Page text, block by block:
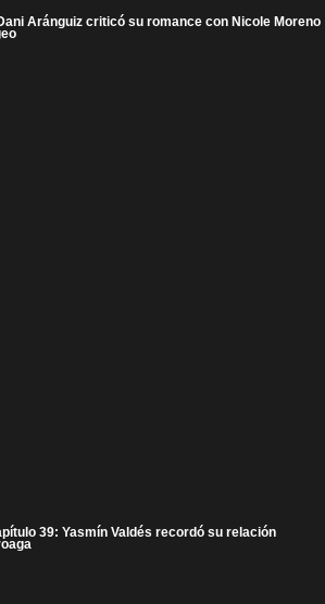
Aránguiz criticó su romance con Nicole Moreno
39: Yasmín Valdés recordó su relación